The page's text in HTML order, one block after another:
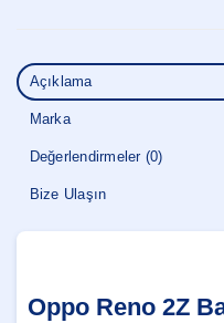
Açıklama
Marka
Değerlendirmeler (0)
Bize Ulaşın
Oppo Reno 2Z